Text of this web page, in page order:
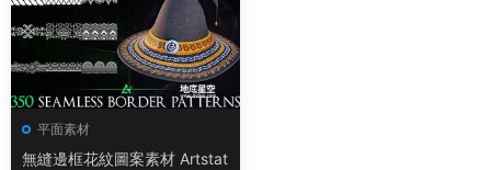
平面素材
無縫邊框花紋圖案素材 Artstat